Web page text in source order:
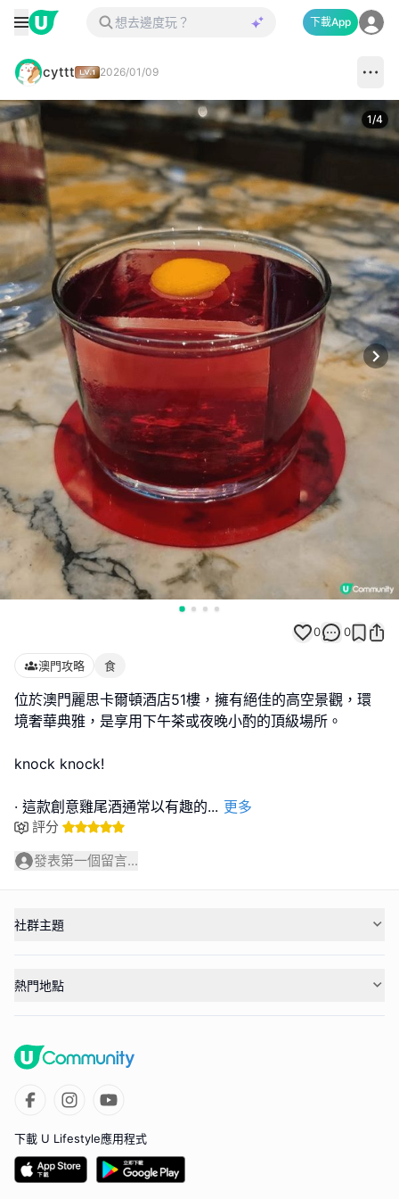
下載App
cyttt 2026/01/09
1/4
0 0
澳門攻略 食
位於澳門麗思卡爾頓酒店51樓，擁有絕佳的高空景觀，環
境奢華典雅，是享用下午茶或夜晚小酌的頂級場所。
knock knock!
· 這款創意雞尾酒通常以有趣的... 更多
評分
發表第一個留言...
社群主題
熱門地點
下載 U Lifestyle應用程式